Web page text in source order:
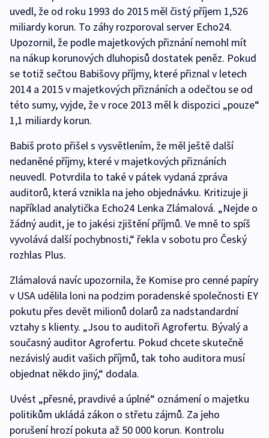
uvedl, že od roku 1993 do 2015 měl čistý příjem 1,526
miliardy korun. To záhy rozporoval server Echo24.
Upozornil, že podle majetkových přiznání nemohl mít
na nákup korunových dluhopisů dostatek peněz. Pokud
se totiž sečtou Babišovy příjmy, které přiznal v letech
2014 a 2015 v majetkových přiznáních a odečtou se od
této sumy, vyjde, že v roce 2013 měl k dispozici „pouze“
1,1 miliardy korun.
Babiš proto přišel s vysvětlením, že měl ještě další
nedaněné příjmy, které v majetkových přiznáních
neuvedl. Potvrdila to také v pátek vydaná zpráva
auditorů, která vznikla na jeho objednávku. Kritizuje ji
například analytička Echo24 Lenka Zlámalová. „Nejde o
žádný audit, je to jakési zjištění příjmů. Ve mně to spíš
vyvolává další pochybnosti,“ řekla v sobotu pro Český
rozhlas Plus.
Zlámalová navíc upozornila, že Komise pro cenné papíry
v USA udělila loni na podzim poradenské společnosti EY
pokutu přes devět milionů dolarů za nadstandardní
vztahy s klienty. „Jsou to auditoři Agrofertu. Bývalý a
současný auditor Agrofertu. Pokud chcete skutečně
nezávislý audit vašich příjmů, tak toho auditora musí
objednat někdo jiný,“ dodala.
Uvést „přesné, pravdivé a úplné“ oznámení o majetku
politikům ukládá zákon o střetu zájmů. Za jeho
porušení hrozí pokuta až 50 000 korun. Kontrolu